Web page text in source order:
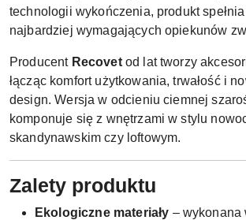
technologii wykończenia, produkt
najbardziej wymagających opiekunów
Producent Recovetod lat tworzy
łącząc komfort użytkowania, trwałość i
design. Wersja w odcieniu ciemnej
komponuje się z wnętrzami w stylu
skandynawskim czy loftowym.
Zalety produktu
Ekologiczne materiały – wykonana